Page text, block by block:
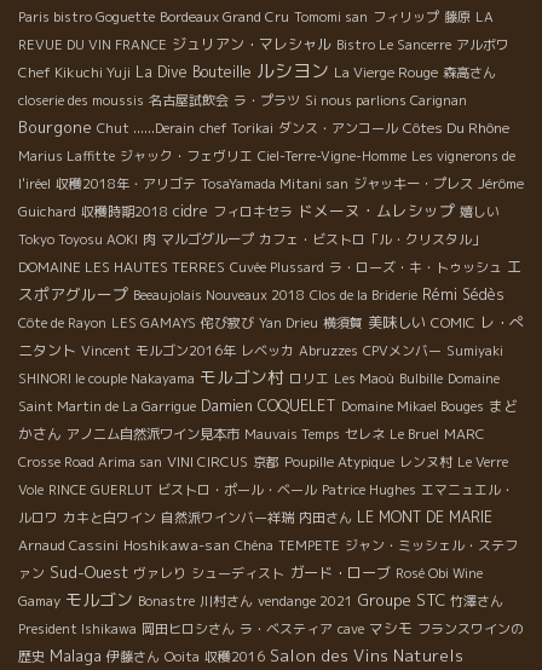
Paris bistro Goguette Bordeaux Grand Cru Tomomi san フィリップ 藤原 LA
REVUE DU VIN FRANCE ジュリアン・マレシャル Bistro Le Sancerre アルボワ
Chef Kikuchi Yuji La Dive Bouteille ルシヨン La Vierge Rouge 森高さん
closerie des moussis 名古屋試飲会 ラ・プラツ Si nous parlions Carignan
Bourgone Chut ......Derain chef Torikai ダンス・アンコール Côtes Du Rhône
Marius Laffitte ジャック・フェヴリエ Ciel-Terre-Vigne-Homme Les vignerons de
l'iréel 収穫2018年・アリゴテ TosaYamada Mitani san ジャッキー・プレス Jérôme
Guichard 収穫時期2018 cidre フィロキセラ ドメーヌ・ムレシップ 嬉しい
Tokyo Toyosu AOKI 肉 マルゴグループ カフェ・ビストロ「ル・クリスタル」
DOMAINE LES HAUTES TERRES Cuvée Plussard ラ・ローズ・キ・トゥッシュ エ
スポアグループ Beeaujolais Nouveaux 2018 Clos de la Briderie Rémi Sédès
Côte de Rayon LES GAMAYS 侘び寂び Yan Drieu 横須賀 美味しい COMIC レ・ぺ
ニタント Vincent モルゴン2016年 レベッカ Abruzzes CPVメンバー Sumiyaki
SHINORI le couple Nakayama モルゴン村 ロリエ Les Maoù Bulbille Domaine
Saint Martin de La Garrigue Damien COQUELET Domaine Mikael Bouges まど
かさん アノニム自然派ワイン見本市 Mauvais Temps セレネ Le Bruel MARC
Crosse Road Arima san VINI CIRCUS 京都 Poupille Atypique レンヌ村 Le Verre
Vole RINCE GUERLUT ビストロ・ポール・ベール Patrice Hughes エマニュエル・
ルロワ カキと白ワイン 自然派ワインバー祥瑞 内田さん LE MONT DE MARIE
Arnaud Cassini Hoshikawa-san Chéna TEMPETE ジャン・ミッシェル・ステフ
ァン Sud-Ouest ヴァレり シューディスト ガード・ローブ Rosé Obi Wine
Gamay モルゴン Bonastre 川村さん vendange 2021 Groupe STC 竹澤さん
President Ishikawa 岡田ヒロシさん ラ・ベスティア cave マシモ フランスワインの
歴史 Malaga 伊藤さん Ooita 収穫2016 Salon des Vins Naturels